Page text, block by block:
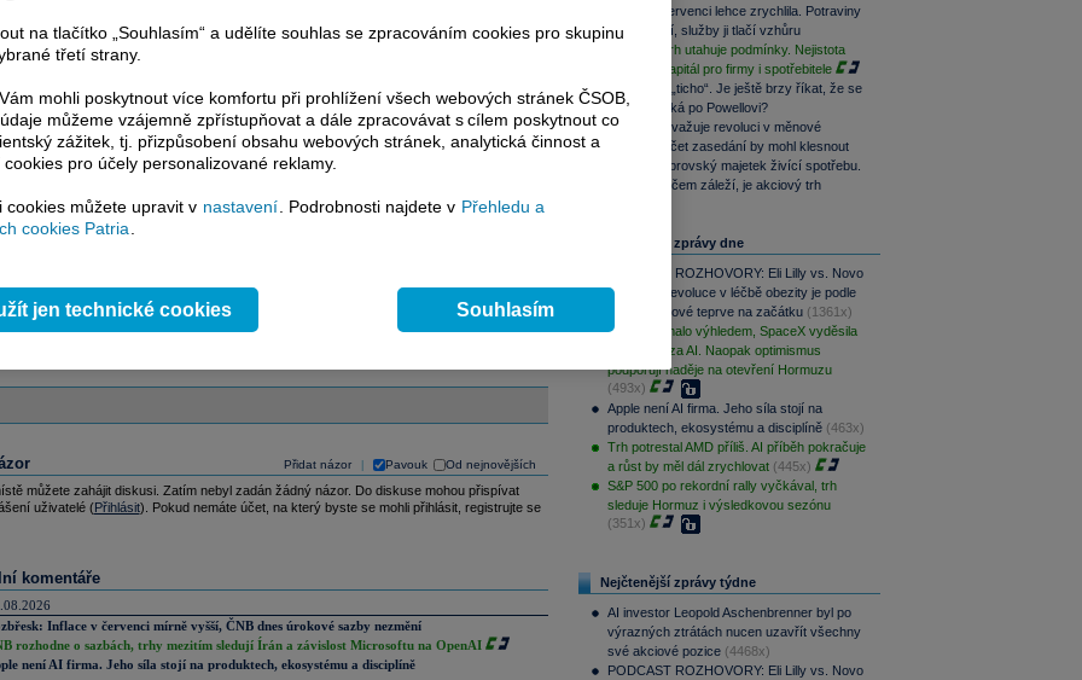
placeného informačního servisu získáte
kekompletnímu zpravodajství
komentáře a horké zprávy jsou
terminálovou metodou (bez nutnosti obnovovat stránku) bez
a v plné verzi.
mailovézpravodajství,data z finančních trhů v reálném čase, kompletní
Přidat názor Pavouk Od nejnovějších
můžete zahájit diskusi. Zatím nebyl zadán žádný názor. Do diskuse mohou přispívat
uživatelé (Přihlásit). Pokud nemáte účet, na který byste se mohli přihlásit, registrujte se
komentáře
Inflace v červenci mírně vyšší, ČNB dnes úrokové sazby nezmění
rozhodne o sazbách, trhy mezitím sledují Írán a závislost Microsoftu na OpenAI
není AI firma. Jeho síla stojí na produktech, ekosystému a disciplíně
Inflace v červenci lehce zrychlila. Potraviny
inflaci brzdí, služby ji tlačí vzhůru
Fed mlčí, trh utahuje podmínky. Nejistota
zdražuje kapitál pro firmy i spotřebitele
Warshovo „ticho“. Je ještě brzy říkat, že se
trhům stýská po Powellovi?
Šéf Fedu zvažuje revoluci v měnové
politice. Počet zasedání by mohl klesnout
Yardeni: Obrovský majetek živící spotřebu.
Jediné, na čem záleží, je akciový trh
Nejčtenější zprávy dne
PODCAST ROZHOVORY: Eli Lilly vs. Novo
Nordisk. Revoluce v léčbě obezity je podle
MUDr. Kunové teprve na začátku (1361x)
AMD zklamalo výhledem, SpaceX vyděsila
cenovkou za AI. Naopak optimismus
podporují naděje na otevření Hormuzu
(493x)
Apple není AI firma. Jeho síla stojí na
produktech, ekosystému a disciplíně (463x)
Trh potrestal AMD příliš. AI příběh pokračuje
a růst by měl dál zrychlovat (445x)
S&P 500 po rekordní rally vyčkával, trh
sleduje Hormuz i výsledkovou sezónu
(351x)
Nejčtenější zprávy týdne
AI investor Leopold Aschenbrenner byl po
výrazných ztrátách nucen uzavřít všechny
své akciové pozice (4468x)
PODCAST ROZHOVORY: Eli Lilly vs. Novo
na tlačítko „Souhlasím“ a udělíte souhlas se zpracováním cookies pro skupinu
třetí strany.
mohli poskytnout více komfortu při prohlížení všech webových stránek ČSOB,
můžeme vzájemně zpřístupňovat a dále zpracovávat s cílem poskytnout co
zážitek, tj. přizpůsobení obsahu webových stránek, analytická činnost a
pro účely personalizované reklamy.
cookies můžete upravit v nastavení . Podrobnosti najdete v Přehledu a
cookies Patria
jen technické cookies Souhlasím